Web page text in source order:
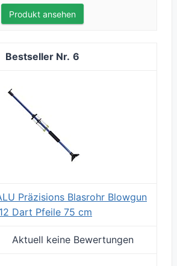
Produkt ansehen
6
Präzisions Blasrohr Blowgun
Dart Pfeile 75 cm
Aktuell keine Bewertungen